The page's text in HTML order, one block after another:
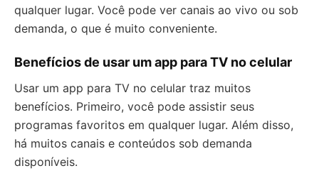
qualquer lugar. Você pode ver canais ao vivo ou sob
demanda, o que é muito conveniente.
Benefícios de usar um app para TV no celular
Usar um app para TV no celular traz muitos
benefícios. Primeiro, você pode assistir seus
programas favoritos em qualquer lugar. Além disso,
há muitos canais e conteúdos sob demanda
disponíveis.